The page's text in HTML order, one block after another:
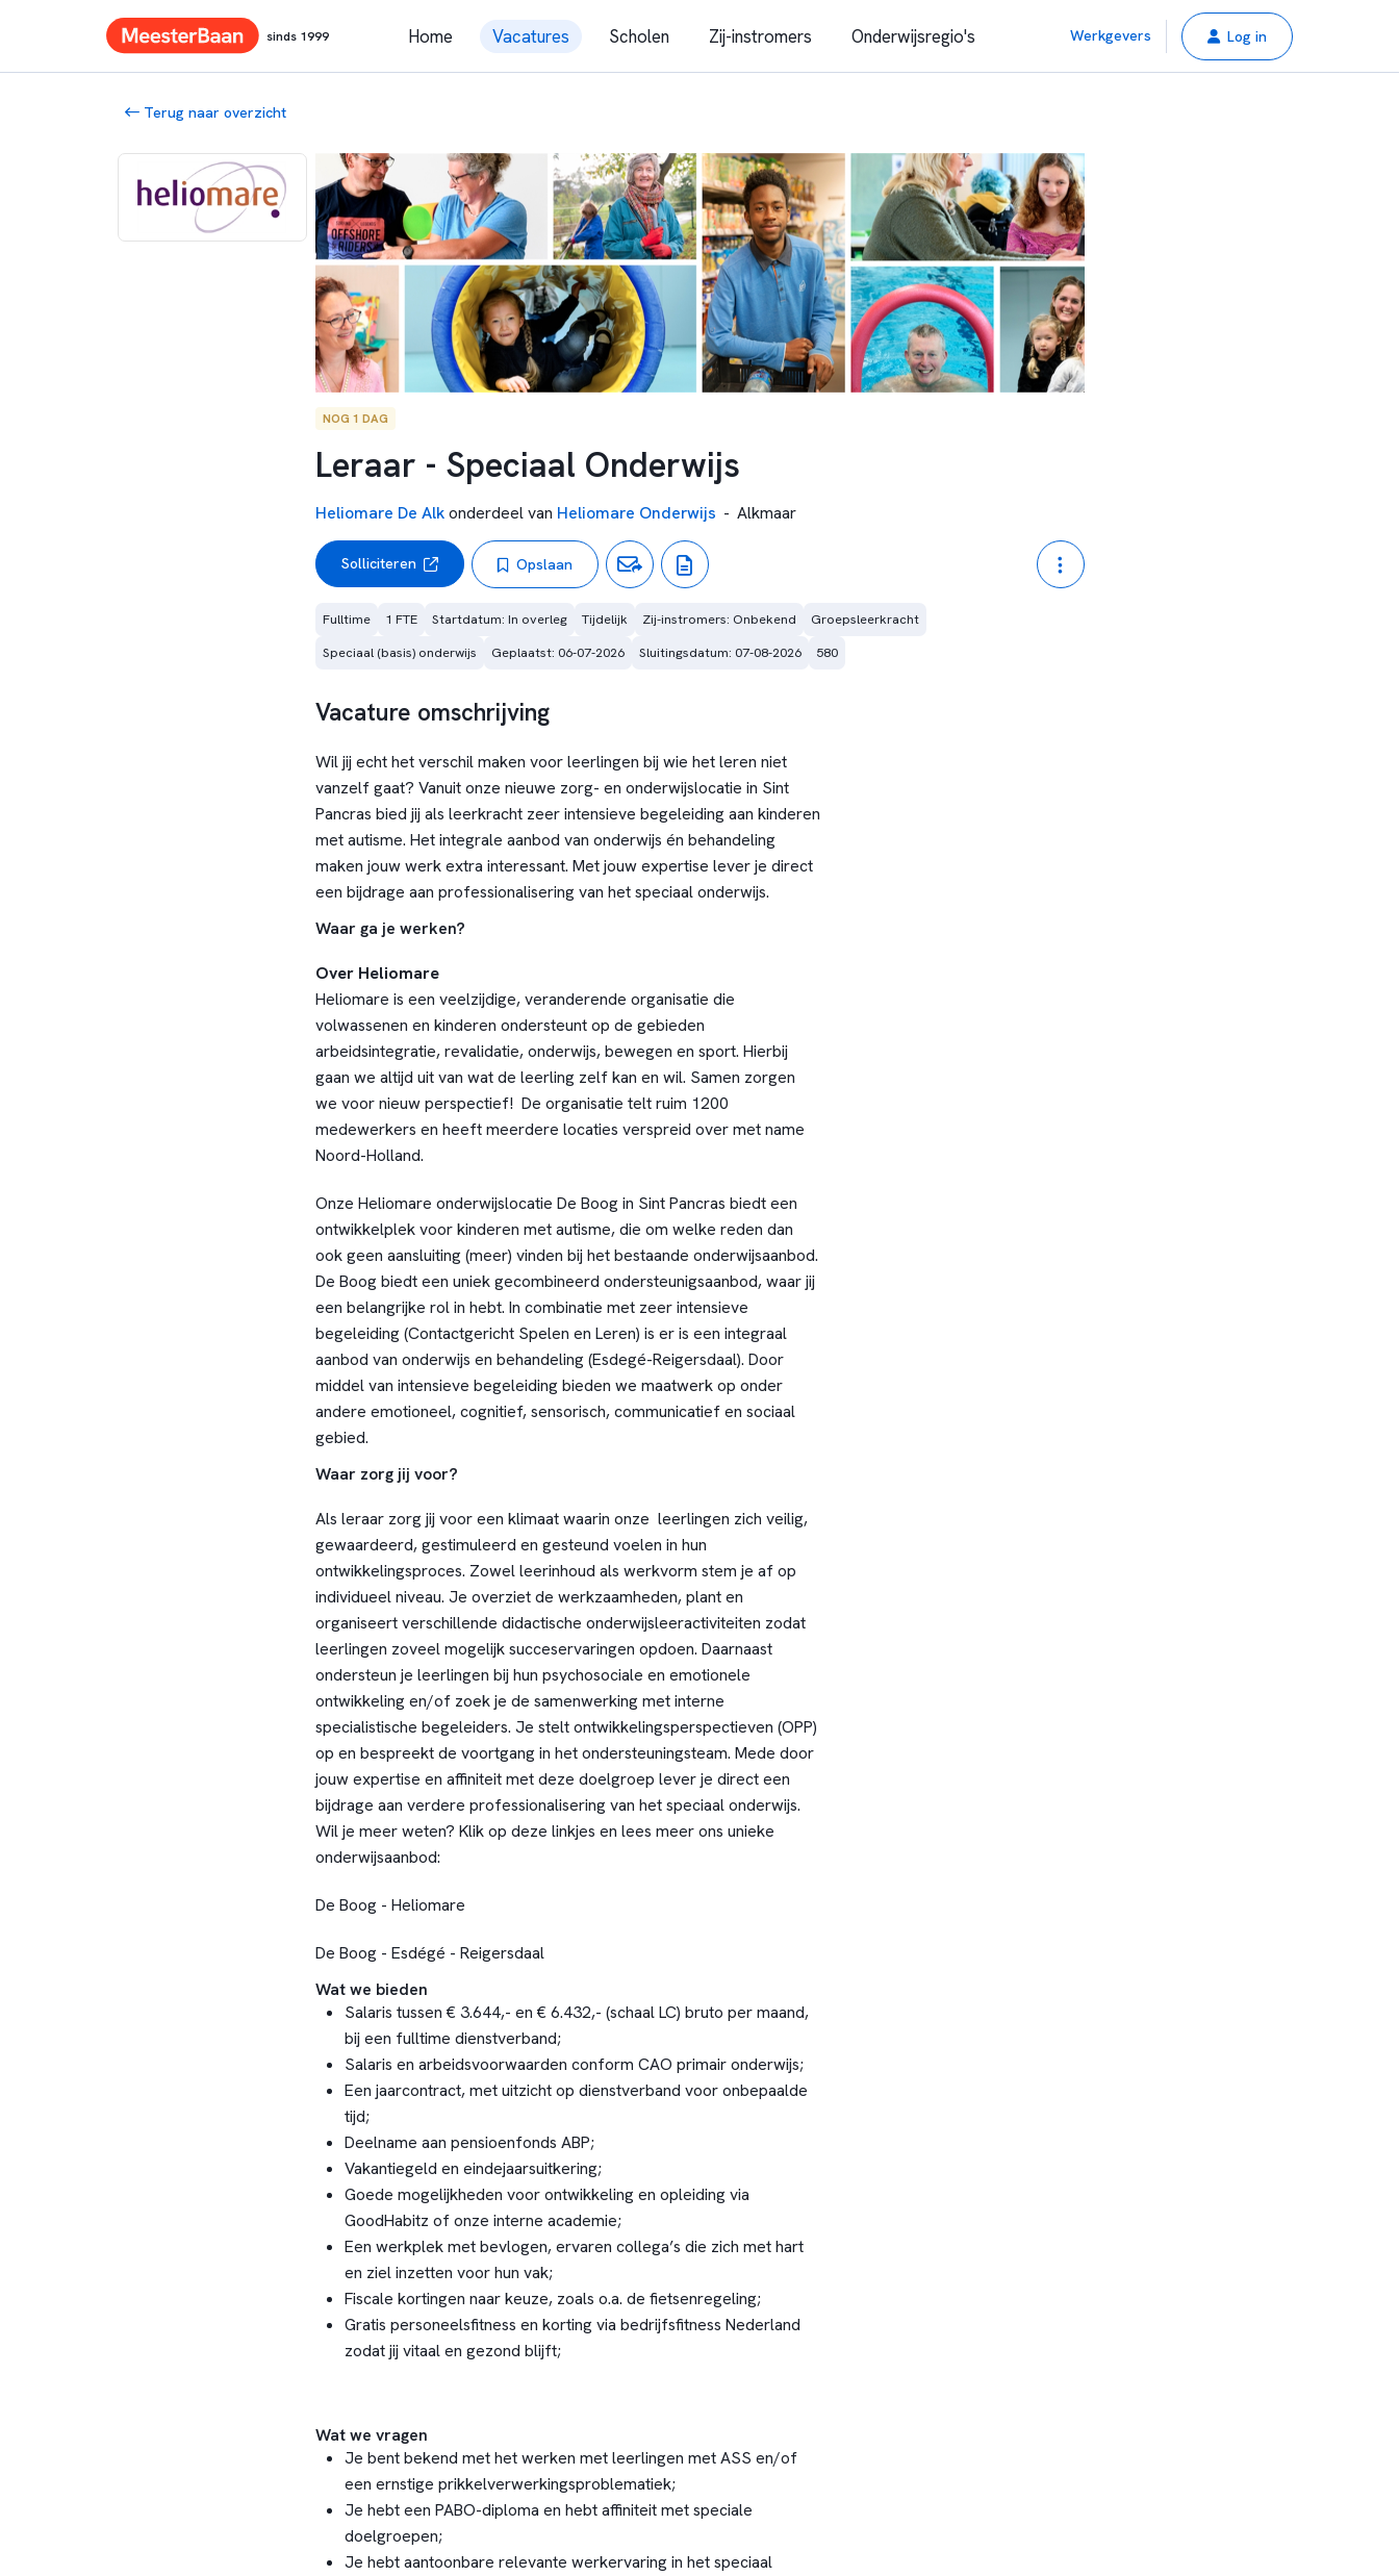
sinds 1999 Home Vacatures Scholen Zij-instromers Onderwijsregio's Werkgevers Log in
Terug naar overzicht
NOG 1 DAG
Leraar - Speciaal Onderwijs
Heliomare De Alkonderdeel van Heliomare Onderwijs - Alkmaar
Solliciteren Opslaan
Fulltime 1 FTE Startdatum: In overleg Tijdelijk Zij-instromers: Onbekend
Groepsleerkracht
Speciaal (basis) onderwijs
Geplaatst: 06-07-2026 Sluitingsdatum: 07-08-2026 580
Vacature omschrijving
Wil jij echt het verschil maken voor leerlingen bij wie het leren niet
vanzelf gaat? Vanuit onze nieuwe zorg- en onderwijslocatie in Sint
Pancras bied jij als leerkracht zeer intensieve begeleiding aan kinderen
met autisme. Het integrale aanbod van onderwijs én behandeling
maken jouw werk extra interessant. Met jouw expertise lever je direct
een bijdrage aan professionalisering van het speciaal onderwijs.
Waar ga je werken?
Over Heliomare
Heliomare is een veelzijdige, veranderende organisatie die
volwassenen en kinderen ondersteunt op de gebieden
arbeidsintegratie, revalidatie, onderwijs, bewegen en sport. Hierbij
gaan we altijd uit van wat de leerling zelf kan en wil. Samen zorgen
we voor nieuw perspectief! De organisatie telt ruim 1200
medewerkers en heeft meerdere locaties verspreid over met name
Noord-Holland.
Onze Heliomare onderwijslocatie De Boog in Sint Pancras biedt een
ontwikkelplek voor kinderen met autisme, die om welke reden dan
ook geen aansluiting (meer) vinden bij het bestaande onderwijsaanbod.
De Boog biedt een uniek gecombineerd ondersteunigsaanbod, waar jij
een belangrijke rol in hebt. In combinatie met zeer intensieve
begeleiding (Contactgericht Spelen en Leren) is er is een integraal
aanbod van onderwijs en behandeling (Esdegé-Reigersdaal). Door
middel van intensieve begeleiding bieden we maatwerk op onder
andere emotioneel, cognitief, sensorisch, communicatief en sociaal
gebied.
Waar zorg jij voor?
Als leraar zorg jij voor een klimaat waarin onze leerlingen zich veilig,
gewaardeerd, gestimuleerd en gesteund voelen in hun
ontwikkelingsproces. Zowel leerinhoud als werkvorm stem je af op
individueel niveau. Je overziet de werkzaamheden, plant en
organiseert verschillende didactische onderwijsleeractiviteiten zodat
leerlingen zoveel mogelijk succeservaringen opdoen. Daarnaast
ondersteun je leerlingen bij hun psychosociale en emotionele
ontwikkeling en/of zoek je de samenwerking met interne
specialistische begeleiders. Je stelt ontwikkelingsperspectieven (OPP)
op en bespreekt de voortgang in het ondersteuningsteam. Mede door
jouw expertise en affiniteit met deze doelgroep lever je direct een
bijdrage aan verdere professionalisering van het speciaal onderwijs.
Wil je meer weten? Klik op deze linkjes en lees meer ons unieke
onderwijsaanbod:
De Boog - Heliomare
De Boog - Esdégé - Reigersdaal
Wat we bieden
Salaris tussen € 3.644,- en € 6.432,- (schaal LC) bruto per maand,
bij een fulltime dienstverband;
Salaris en arbeidsvoorwaarden conform CAO primair onderwijs;
Een jaarcontract, met uitzicht op dienstverband voor onbepaalde
tijd;
Deelname aan pensioenfonds ABP;
Vakantiegeld en eindejaarsuitkering;
Goede mogelijkheden voor ontwikkeling en opleiding via
GoodHabitz of onze interne academie;
Een werkplek met bevlogen, ervaren collega’s die zich met hart
en ziel inzetten voor hun vak;
Fiscale kortingen naar keuze, zoals o.a. de fietsenregeling;
Gratis personeelsfitness en korting via bedrijfsfitness Nederland
zodat jij vitaal en gezond blijft;
Wat we vragen
Je bent bekend met het werken met leerlingen met ASS en/of
een ernstige prikkelverwerkingsproblematiek;
Je hebt een PABO-diploma en hebt affiniteit met speciale
doelgroepen;
Je hebt aantoonbare relevante werkervaring in het speciaal